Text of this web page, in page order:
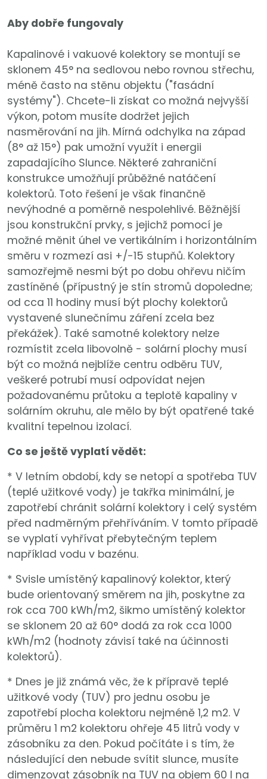
Aby dobře fungovaly
Kapalinové i vakuové kolektory se montují se
sklonem 45° na sedlovou nebo rovnou střechu,
méně často na stěnu objektu ("fasádní
systémy"). Chcete-li získat co možná nejvyšší
výkon, potom musíte dodržet jejich
nasměrování na jih. Mírná odchylka na západ
(8° až 15°) pak umožní využít i energii
zapadajícího Slunce. Některé zahraniční
konstrukce umožňují průběžné natáčení
kolektorů. Toto řešení je však finančně
nevýhodné a poměrně nespolehlivé. Běžnější
jsou konstrukční prvky, s jejichž pomocí je
možné měnit úhel ve vertikálním i horizontálním
směru v rozmezí asi +/-15 stupňů. Kolektory
samozřejmě nesmi být po dobu ohřevu ničím
zastíněné (přípustný je stín stromů dopoledne;
od cca 11 hodiny musí být plochy kolektorů
vystavené slunečnímu záření zcela bez
překážek). Také samotné kolektory nelze
rozmístit zcela libovolně - solární plochy musí
být co možná nejblíže centru odběru TUV,
veškeré potrubí musí odpovídat nejen
požadovanému průtoku a teplotě kapaliny v
solárním okruhu, ale mělo by být opatřené také
kvalitní tepelnou izolací.
Co se ještě vyplatí vědět:
* V letním období, kdy se netopí a spotřeba TUV
(teplé užitkové vody) je takřka minimální, je
zapotřebí chránit solární kolektory i celý systém
před nadměrným přehříváním. V tomto případě
se vyplatí vyhřívat přebytečným teplem
například vodu v bazénu.
* Svisle umístěný kapalinový kolektor, který
bude orientovaný směrem na jih, poskytne za
rok cca 700 kWh/m2, šikmo umístěný kolektor
se sklonem 20 až 60° dodá za rok cca 1000
kWh/m2 (hodnoty závisí také na účinnosti
kolektorů).
* Dnes je již známá věc, že k přípravě teplé
užitkové vody (TUV) pro jednu osobu je
zapotřebí plocha kolektoru nejméně 1,2 m2. V
průměru 1 m2 kolektoru ohřeje 45 litrů vody v
zásobníku za den. Pokud počítáte i s tím, že
následující den nebude svítit slunce, musíte
dimenzovat zásobník na TUV na objem 60 l na